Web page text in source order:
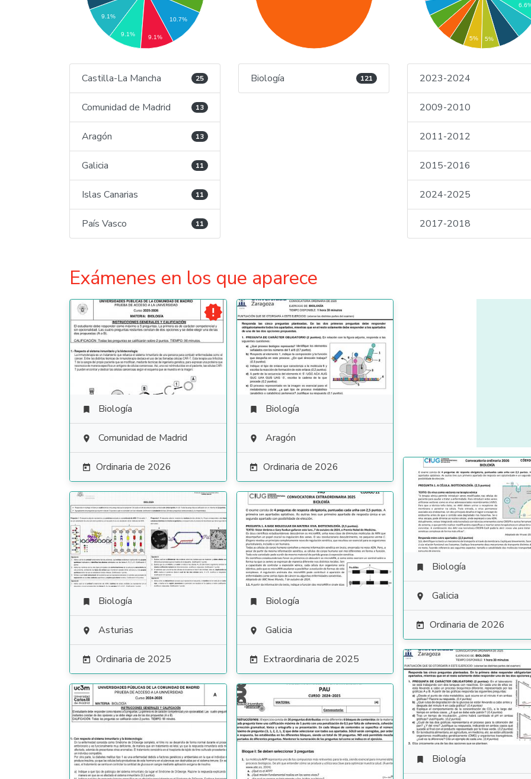
10.7%
9.1%
9.1% 9.1%
Castilla-La Mancha 25
Comunidad de Madrid 13
Aragón 13
Galicia 11
Islas Canarias 11
País Vasco 11
Biología 121
5% 5%
2023-2024
2009-2010
2011-2012
2015-2016
2024-2025
2017-2018
Exámenes en los que aparece

 Biología
 Comunidad de Madrid
 Ordinaria de 2026
 Biología
 Aragón
 Ordinaria de 2026
 Biología
 Galicia
 Ordinaria de 2026
 Biología
 Asturias
 Ordinaria de 2025
 Biología
 Galicia
 Extraordinaria de 2025
 Biología